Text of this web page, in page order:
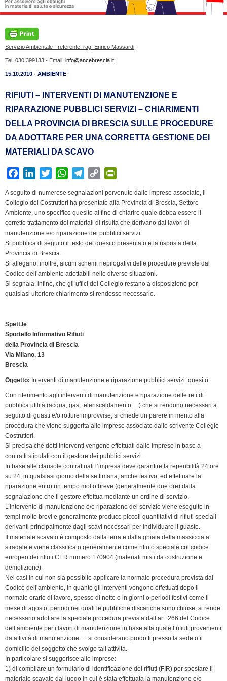
Servizio Ambientale - referente: rag. Enrico Massardi
Tel. 030.399133 - Email: info@ancebrescia.it
15.10.2010 - AMBIENTE
RIFIUTI – INTERVENTI DI MANUTENZIONE E
RIPARAZIONE PUBBLICI SERVIZI – CHIARIMENTI
DELLA PROVINCIA DI BRESCIA SULLE PROCEDURE
DA ADOTTARE PER UNA CORRETTA GESTIONE DEI
MATERIALI DA SCAVO
c
e
b
o
o
k
n
k
e
d
I
n
i
t
t
e
r
W
a
t
s
A
p
l
e
g
r
a
C
p
y
L
i
n
i
n
t
F
r
e
n
d
A seguito di numerose segnalazioni pervenute dalle imprese associate, il
Collegio dei Costruttori ha presentato alla Provincia di Brescia, Settore
Ambiente, uno specifico quesito al fine di chiarire quale debba essere il
corretto trattamento dei materiali di risulta che derivano dai lavori di
manutenzione e/o riparazione dei pubblici servizi.
Si pubblica di seguito il testo del quesito presentato e la risposta della
Provincia di Brescia.
Si allegano, inoltre, alcuni schemi riepilogativi delle procedure previste dal
Codice dell’ambiente adottabili nelle diverse situazioni.
Si segnala, infine, che gli uffici del Collegio restano a disposizione per
qualsiasi ulteriore chiarimento si rendesse necessario.
Spett.le
Sportello Informativo Rifiuti
della Provincia di Brescia
Via Milano, 13
Brescia
Oggetto: Interventi di manutenzione e riparazione pubblici servizi  quesito
Con riferimento agli interventi di manutenzione e riparazione delle reti di
pubblica utilità (acqua, gas, teleriscaldamento …) che si rendono necessari a
seguito di guasti e/o rotture improvvise, si chiede un parere in merito alla
procedura che viene suggerita alle imprese associate dallo scrivente Collegio
Costruttori.
Si precisa che detti interventi vengono effettuati dalle imprese in base a
contratti stipulati con il gestore dei pubblici servizi.
In base alle clausole contrattuali l’impresa deve garantire la reperibilità 24 ore
su 24, in qualsiasi giorno della settimana, anche festivo, ed effettuare la
riparazione entro un tempo molto breve (generalmente due ore) dalla
segnalazione che il gestore effettua mediante un ordine di servizio.
L’intervento di manutenzione e/o riparazione del servizio viene eseguito in
tempi molto brevi e generalmente produce piccoli quantitativi di rifiuti speciali
derivanti principalmente dagli scavi necessari per individuare il guasto.
Il materiale scavato è composto dalla terra e dalla ghiaia della massicciata
stradale e viene classificato generalmente come rifiuto speciale col codice
europeo dei rifiuti CER numero 170904 (materiali misti da costruzione e
demolizione).
Nei casi in cui non sia possibile applicare la normale procedura prevista dal
Codice dell’ambiente, in quanto gli interventi vengono effettuati dopo il
normale orario di lavoro, spesso di notte o in giorni o periodi festivi come il
mese di agosto, periodi nei quali le pubbliche discariche sono chiuse, si rende
necessario adottare la speciale procedura prevista dall’art. 266 del Codice
dell’ambiente per i lavori di manutenzione in base alla quale I rifiuti provenienti
da attività di manutenzione … si considerano prodotti presso la sede o il
domicilio del soggetto che svolge tali attività.
In particolare si suggerisce alle imprese:
1) di compilare un formulario di identificazione dei rifiuti (FIR) per spostare il
materiale scavato dal luogo in cui è stata effettuata la manutenzione e/o